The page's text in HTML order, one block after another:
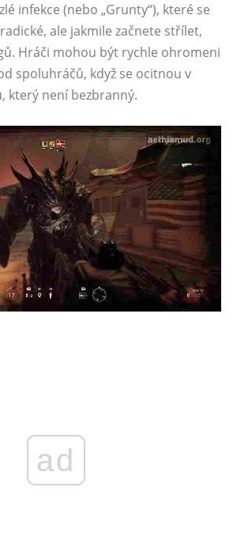
infekce (nebo „Grunty“), které se
ale jakmile začnete střílet,
Hráči mohou být rychle ohromeni
spoluhráčů, když se ocitnou v
který není bezbranný.
ad